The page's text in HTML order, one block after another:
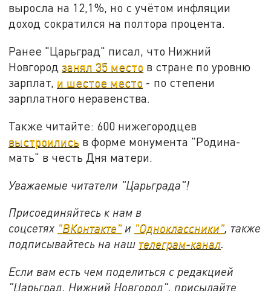
выросла на 12,1%, но с учётом инфляции
доход сократился на полтора процента.
Ранее "Царьград" писал, что Нижний
Новгородзанял 35 место в стране по уровню
зарплат, и шестое место - по степени
зарплатного неравенства.
Также читайте: 600 нижегородцев
выстроились в форме монумента "Родина-
мать" в честь Дня матери.
Уважаемые читатели "Царьграда"!
Присоединяйтесь к нам в
соцсетях "ВКонтакте" и "Одноклассники", также
подписывайтесь на наш телеграм-канал.
Если вам есть чем поделиться с редакцией
"Царьград. Нижний Новгород", присылайте